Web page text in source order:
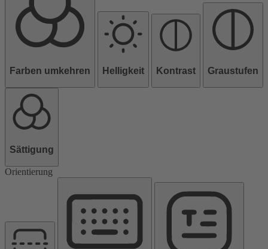
Farben umkehren Helligkeit Kontrast Graustufen
Sättigung
Orientierung